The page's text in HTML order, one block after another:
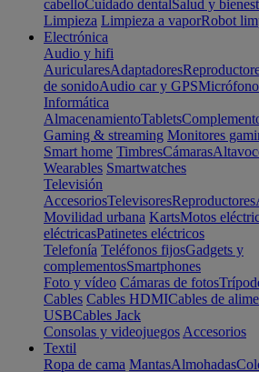
cabelloCuidado dentalSalud y
Limpieza Limpieza a vaporRobot
Electrónica
Audio y hifi
AuricularesAdaptadores
de sonidoAudio car y GPS
Informática
AlmacenamientoTablets
Gaming & streaming Monitores
Smart home TimbresCámaras
Wearables Smartwatches
Televisión
AccesoriosTelevisoresReproductores
Movilidad urbana KartsMotos
eléctricasPatinetes eléctricos
Telefonía Teléfonos fijosGadgets y
complementosSmartphones
Foto y vídeo Cámaras de fotos
Cables Cables HDMICables de
USBCables Jack
Consolas y videojuegos Accesorios
Textil
Ropa de cama MantasAlmohadas